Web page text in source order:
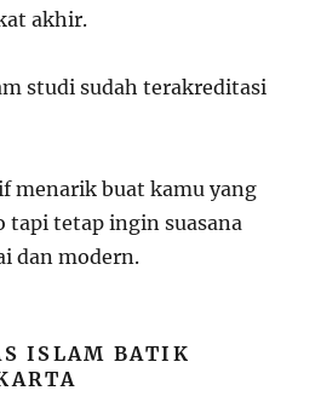
akhir.
studi sudah terakreditasi
menarik buat kamu yang
tapi tetap ingin suasana
dan modern.
ISLAM BATIK